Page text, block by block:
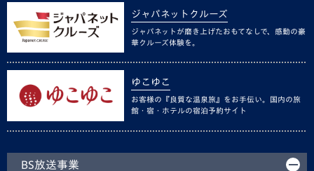
ジャパネットクルーズ
ジャパネットが磨き上げたおもてなしで、感動の豪
華クルーズ体験を。
ゆこゆこ
お客様の『良質な温泉旅』をお手伝い。国内の旅
館・宿・ホテルの宿泊予約サイト
BS放送事業